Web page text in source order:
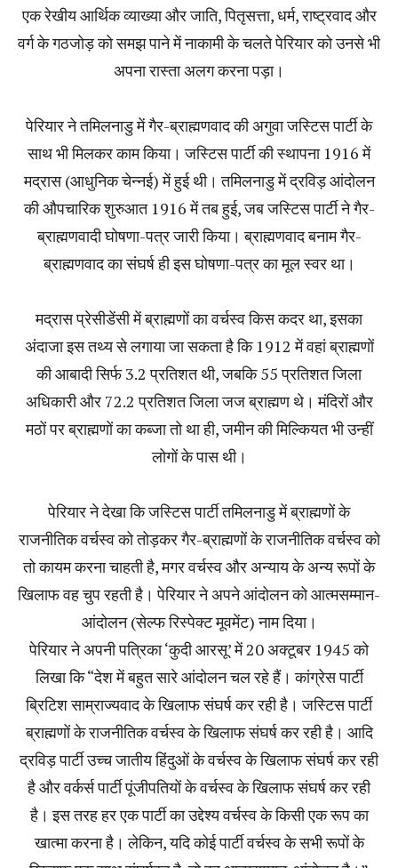
एक रेखीय आर्थिक व्याख्या और जाति, पितृसत्ता, धर्म, राष्ट्रवाद और
वर्ग के गठजोड़ को समझ पाने में नाकामी के चलते पेरियार को उनसे भी
अपना रास्ता अलग करना पड़ा।
पेरियार ने तमिलनाडु में गैर-ब्राह्मणवाद की अगुवा जस्टिस पार्टी के
साथ भी मिलकर काम किया। जस्टिस पार्टी की स्थापना 1916 में
मद्रास (आधुनिक चेन्नई) में हुई थी। तमिलनाडु में द्रविड़ आंदोलन
की औपचारिक शुरुआत 1916 में तब हुई, जब जस्टिस पार्टी ने गैर-
ब्राह्मणवादी घोषणा-पत्र जारी किया। ब्राह्मणवाद बनाम गैर-
ब्राह्मणवाद का संघर्ष ही इस घोषणा-पत्र का मूल स्वर था।
मद्रास प्रेसीडेंसी में ब्राह्मणों का वर्चस्व किस कदर था, इसका
अंदाजा इस तथ्य से लगाया जा सकता है कि 1912 में वहां ब्राह्मणों
की आबादी सिर्फ 3.2 प्रतिशत थी, जबकि 55 प्रतिशत जिला
अधिकारी और 72.2 प्रतिशत जिला जज ब्राह्मण थे। मंदिरों और
मठों पर ब्राह्मणों का कब्जा तो था ही, जमीन की मिल्कियत भी उन्हीं
लोगों के पास थी।
पेरियार ने देखा कि जस्टिस पार्टी तमिलनाडु में ब्राह्मणों के
राजनीतिक वर्चस्व को तोड़कर गैर-ब्राह्मणों के राजनीतिक वर्चस्व को
तो कायम करना चाहती है, मगर वर्चस्व और अन्याय के अन्य रूपों के
खिलाफ वह चुप रहती है। पेरियार ने अपने आंदोलन को आत्मसम्मान-
आंदोलन (सेल्फ रिस्पेक्ट मूवमेंट) नाम दिया।
पेरियार ने अपनी पत्रिका ‘कुदी आरसू’ में 20 अक्टूबर 1945 को
लिखा कि “देश में बहुत सारे आंदोलन चल रहे हैं। कांग्रेस पार्टी
ब्रिटिश साम्राज्यवाद के खिलाफ संघर्ष कर रही है। जस्टिस पार्टी
ब्राह्मणों के राजनीतिक वर्चस्व के खिलाफ संघर्ष कर रही है। आदि
द्रविड़ पार्टी उच्च जातीय हिंदुओं के वर्चस्व के खिलाफ संघर्ष कर रही
है और वर्कर्स पार्टी पूंजीपतियों के वर्चस्व के खिलाफ संघर्ष कर रही
है। इस तरह हर एक पार्टी का उद्देश्य वर्चस्व के किसी एक रूप का
खात्मा करना है। लेकिन, यदि कोई पार्टी वर्चस्व के सभी रूपों के